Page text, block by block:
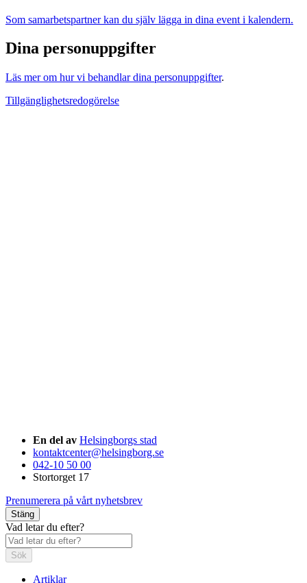
Som samarbetspartner kan du själv lägga in dina event i kalendern.
Dina personuppgifter
Läs mer om hur vi behandlar dina personuppgifter.
Tillgänglighetsredogörelse
En del av Helsingborgs stad
kontaktcenter@helsingborg.se
042-10 50 00
Stortorget 17
Prenumerera på vårt nyhetsbrev
Stäng
Vad letar du efter?
Sök
Artiklar